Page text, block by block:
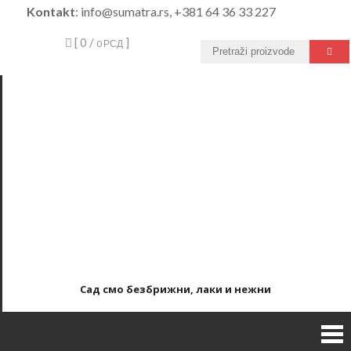
Kontakt: info@sumatra.rs, +381 64 36 33 227
[ 0 / 0 РСД ]
Сад смо безбрижни, лаки и нежни